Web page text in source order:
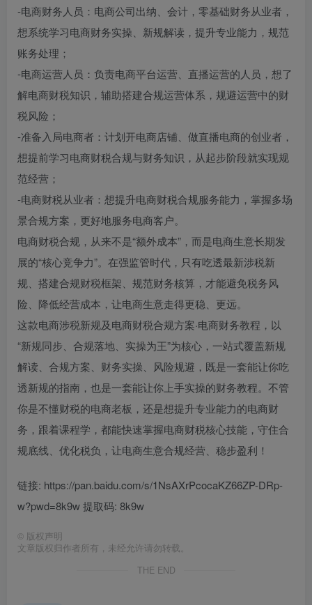
-电商财务人员：电商公司出纳、会计，零基础财务从业者，
想系统学习电商财务实操、新规解读，提升专业能力，规范
账务处理；
-电商运营人员：负责电商平台运营、直播运营的人员，想了
解电商财税知识，辅助搭建合规运营体系，规避运营中的财
税风险；
-准备入局电商者：计划开电商店铺、做直播电商的创业者，
想提前学习电商财税合规与财务知识，从起步阶段就实现规
范经营；
-电商财税从业者：想提升电商财税合规服务能力，掌握多场
景合规方案，更好地服务电商客户。
电商财税合规，从来不是“额外成本”，而是电商生意长期发
展的“核心竞争力”。在强监管时代，只有吃透最新涉税新
规、搭建合规财税框架、规范财务核算，才能避免税务风
险、降低经营成本，让电商生意走得更稳、更远。
这款电商涉税新规及电商财税合规方案·电商财务教程，以
“新规同步、合规落地、实操为王”为核心，一站式覆盖新规
解读、合规方案、财务实操、风险规避，既是一套能让你吃
透新规的指南，也是一套能让你上手实操的财务教程。不管
你是不懂财税的电商老板，还是想提升专业能力的电商财
务，跟着课程学，都能快速掌握电商财税核心技能，守住合
规底线、优化税负，让电商生意合规经营、稳步盈利！
链接: https://pan.baidu.com/s/1NsAXrPcocaKZ66ZP-DRp-
w?pwd=8k9w 提取码: 8k9w
© 版权声明
文章版权归作者所有，未经允许请勿转载。
THE END